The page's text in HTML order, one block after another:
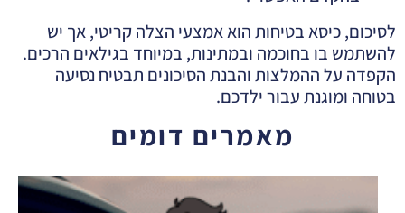
לסיכום, כיסא בטיחות הוא אמצעי הצלה קריטי, אך יש
להשתמש בו בחוכמה ובמתינות, במיוחד בגילאים הרכים.
הקפדה על ההמלצות והבנת הסיכונים תבטיח נסיעה
בטוחה ומוגנת עבור ילדכם.
מאמרים דומים